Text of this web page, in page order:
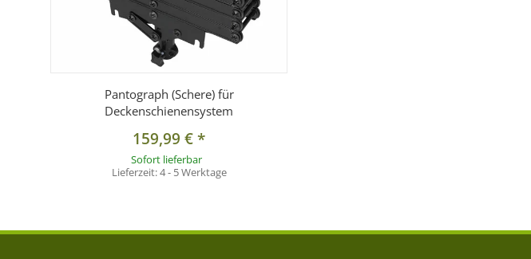
Pantograph (Schere) für
Deckenschienensystem
159,99 €*
Sofort lieferbar
Lieferzeit:4 - 5 Werktage